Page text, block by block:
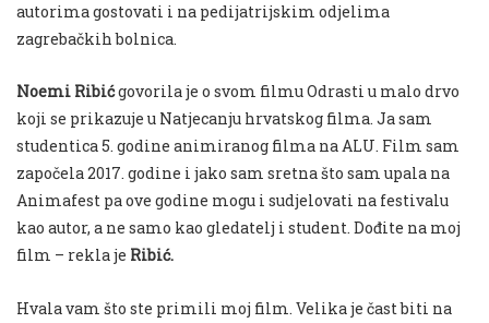
autorima gostovati i na pedijatrijskim odjelima
zagrebačkih bolnica.
Noemi Ribićgovorila je o svom filmu Odrasti u malo drvo
koji se prikazuje u Natjecanju hrvatskog filma. Ja sam
studentica 5. godine animiranog filma na ALU. Film sam
započela 2017. godine i jako sam sretna što sam upala na
Animafest pa ove godine mogu i sudjelovati na festivalu
kao autor, a ne samo kao gledatelj i student. Dođite na moj
film – rekla je Ribić.
Hvala vam što ste primili moj film. Velika je čast biti na